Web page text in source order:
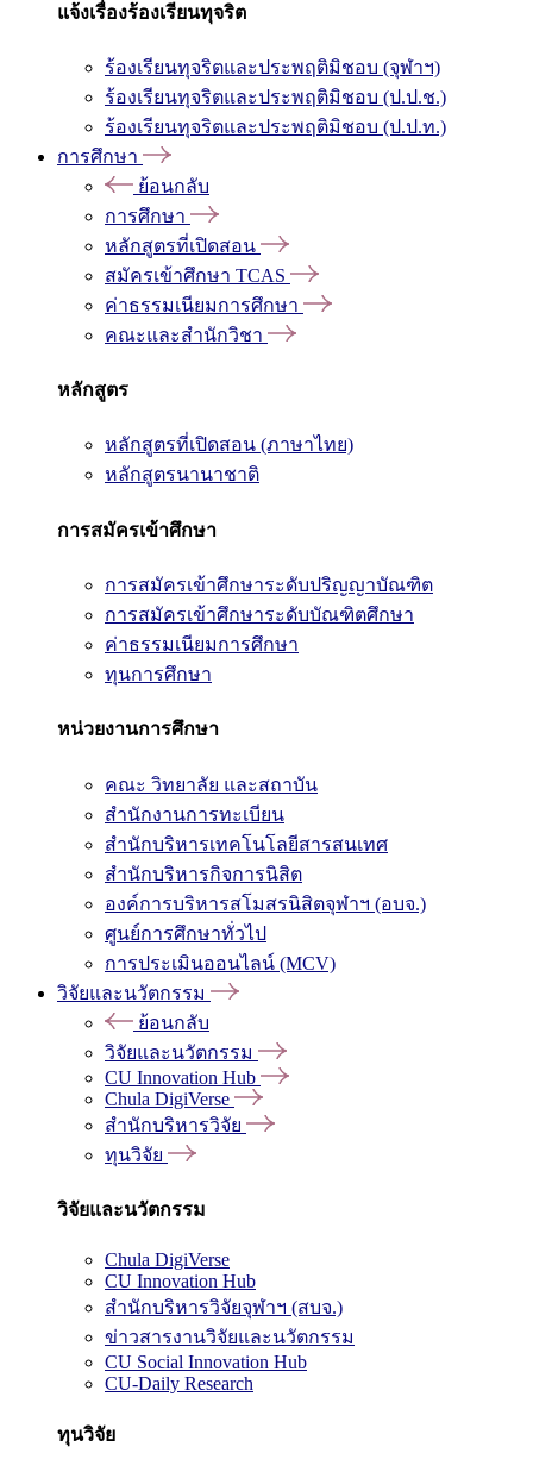
แจ้งเรื่องร้องเรียนทุจริต
ร้องเรียนทุจริตและประพฤติมิชอบ (จุฬาฯ)
ร้องเรียนทุจริตและประพฤติมิชอบ (ป.ป.ช.)
ร้องเรียนทุจริตและประพฤติมิชอบ (ป.ป.ท.)
การศึกษา
ย้อนกลับ
การศึกษา
หลักสูตรที่เปิดสอน
สมัครเข้าศึกษา TCAS
ค่าธรรมเนียมการศึกษา
คณะและสำนักวิชา
หลักสูตร
หลักสูตรที่เปิดสอน (ภาษาไทย)
หลักสูตรนานาชาติ
การสมัครเข้าศึกษา
การสมัครเข้าศึกษาระดับปริญญาบัณฑิต
การสมัครเข้าศึกษาระดับบัณฑิตศึกษา
ค่าธรรมเนียมการศึกษา
ทุนการศึกษา
หน่วยงานการศึกษา
คณะ วิทยาลัย และสถาบัน
สำนักงานการทะเบียน
สำนักบริหารเทคโนโลยีสารสนเทศ
สำนักบริหารกิจการนิสิต
องค์การบริหารสโมสรนิสิตจุฬาฯ (อบจ.)
ศูนย์การศึกษาทั่วไป
การประเมินออนไลน์ (MCV)
วิจัยและนวัตกรรม
ย้อนกลับ
วิจัยและนวัตกรรม
CU Innovation Hub
Chula DigiVerse
สำนักบริหารวิจัย
ทุนวิจัย
วิจัยและนวัตกรรม
Chula DigiVerse
CU Innovation Hub
สำนักบริหารวิจัยจุฬาฯ (สบจ.)
ข่าวสารงานวิจัยและนวัตกรรม
CU Social Innovation Hub
CU-Daily Research
ทุนวิจัย